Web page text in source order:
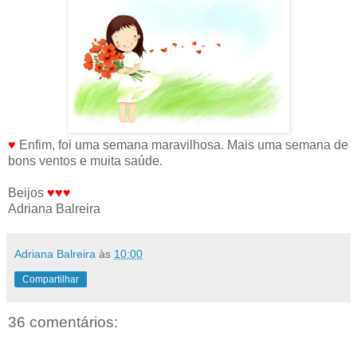
♥ Enfim, foi uma semana maravilhosa. Mais uma semana de
bons ventos e muita saúde.
Beijos ♥♥♥
Adriana Balreira
Adriana Balreira às 10:00
Compartilhar
36 comentários: